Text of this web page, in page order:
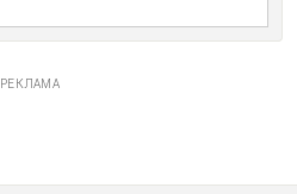
РЕКЛАМА